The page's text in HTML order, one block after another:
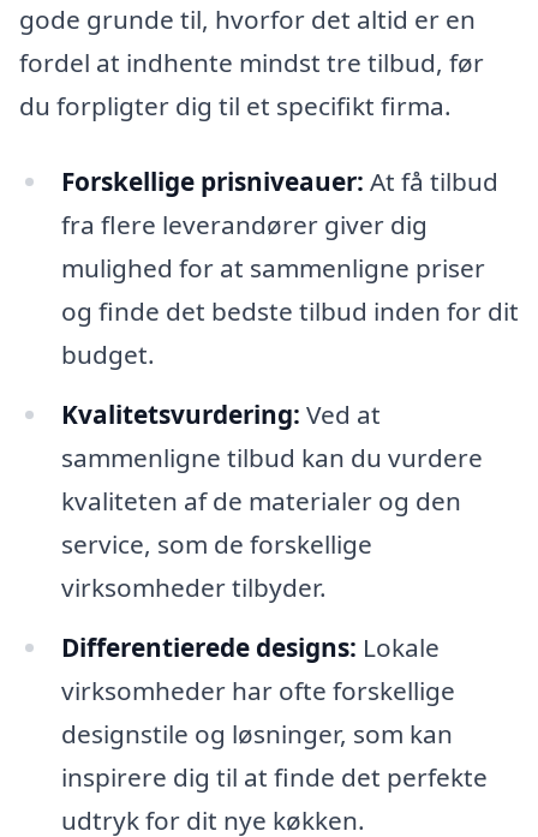
gode grunde til, hvorfor det altid er en
fordel at indhente mindst tre tilbud, før
du forpligter dig til et specifikt firma.
Forskellige prisniveauer: At få tilbud
fra flere leverandører giver dig
mulighed for at sammenligne priser
og finde det bedste tilbud inden for dit
budget.
Kvalitetsvurdering: Ved at
sammenligne tilbud kan du vurdere
kvaliteten af de materialer og den
service, som de forskellige
virksomheder tilbyder.
Differentierede designs: Lokale
virksomheder har ofte forskellige
designstile og løsninger, som kan
inspirere dig til at finde det perfekte
udtryk for dit nye køkken.